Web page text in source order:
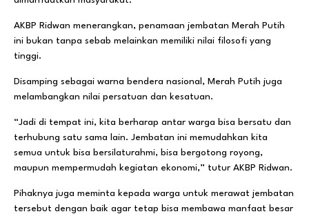
AKBP Ridwan menerangkan, penamaan jembatan Merah Putih
ini bukan tanpa sebab melainkan memiliki nilai filosofi yang
tinggi.
Disamping sebagai warna bendera nasional, Merah Putih juga
melambangkan nilai persatuan dan kesatuan.
“Jadi di tempat ini, kita berharap antar warga bisa bersatu dan
terhubung satu sama lain. Jembatan ini memudahkan kita
semua untuk bisa bersilaturahmi, bisa bergotong royong,
maupun mempermudah kegiatan ekonomi,” tutur AKBP Ridwan.
Pihaknya juga meminta kepada warga untuk merawat jembatan
tersebut dengan baik agar tetap bisa membawa manfaat besar